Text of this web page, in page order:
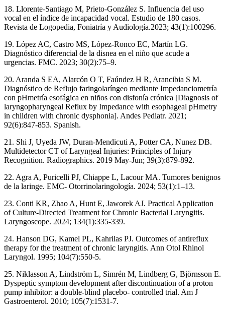
18. Llorente-Santiago M, Prieto-González S. Influencia del uso
vocal en el índice de incapacidad vocal. Estudio de 180 casos.
Revista de Logopedia, Foniatría y Audiología.2023; 43(1):100296.
19. López AC, Castro MS, López-Ronco EC, Martín LG.
Diagnóstico diferencial de la disnea en el niño que acude a
urgencias. FMC. 2023; 30(2):75–9.
20. Aranda S EA, Alarcón O T, Faúndez H R, Arancibia S M.
Diagnóstico de Reflujo faringolaríngeo mediante Impedanciometría
con pHmetría esofágica en niños con disfonía crónica [Diagnosis of
laryngopharyngeal Reflux by Impedance with esophageal pHmetry
in children with chronic dysphonia]. Andes Pediatr. 2021;
92(6):847-853. Spanish.
21. Shi J, Uyeda JW, Duran-Mendicuti A, Potter CA, Nunez DB.
Multidetector CT of Laryngeal Injuries: Principles of Injury
Recognition. Radiographics. 2019 May-Jun; 39(3):879-892.
22. Agra A, Puricelli PJ, Chiappe L, Lacour MA. Tumores benignos
de la laringe. EMC- Otorrinolaringología. 2024; 53(1):1–13.
23. Conti KR, Zhao A, Hunt E, Jaworek AJ. Practical Application
of Culture-Directed Treatment for Chronic Bacterial Laryngitis.
Laryngoscope. 2024; 134(1):335-339.
24. Hanson DG, Kamel PL, Kahrilas PJ. Outcomes of antireflux
therapy for the treatment of chronic laryngitis. Ann Otol Rhinol
Laryngol. 1995; 104(7):550-5.
25. Niklasson A, Lindström L, Simrén M, Lindberg G, Björnsson E.
Dyspeptic symptom development after discontinuation of a proton
pump inhibitor: a double-blind placebo- controlled trial. Am J
Gastroenterol. 2010; 105(7):1531-7.